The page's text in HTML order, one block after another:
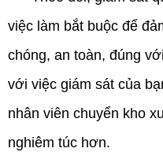
việc làm bắt buộc để
chóng, an toàn, đúng
với việc giám sát của
nhân viên chuyển kho
nghiêm túc hơn.